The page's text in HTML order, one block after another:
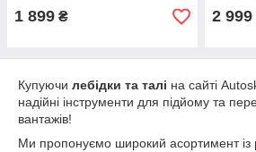
1 899 ₴ 2 999
Купуючи лебідки та талі на сайті
надійні інструменти для підйому та
вантажів!
Ми пропонуємо широкий асортимент із